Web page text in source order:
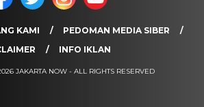
KAMI
PEDOMAN MEDIA SIBER
INFO IKLAN
JAKARTA NOW - ALL RIGHTS RESERVED